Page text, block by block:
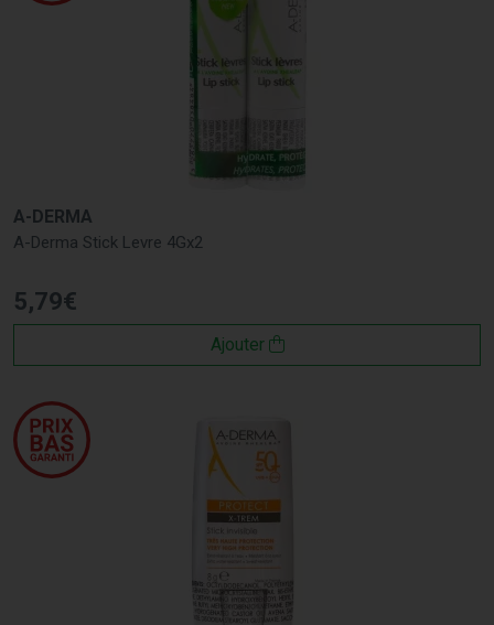
A-DERMA
A-Derma Stick Levre 4Gx2
5,79€
Ajouter